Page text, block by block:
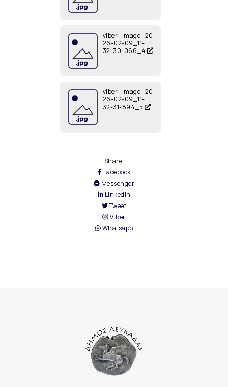
viber_image_20
26-02-09_11-
32-30-066_4
viber_image_20
26-02-09_11-
32-31-894_5
Share:
Facebook
Messenger
LinkedIn
Tweet
Viber
Whatsapp